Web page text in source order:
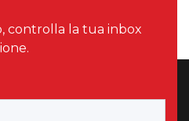
controlla la tua inbox